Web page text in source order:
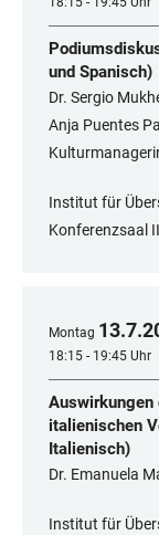
und Spanisch)
Dr. Sergio
Anja Puentes
Institut für
Konferenzsaal
Montag 13.7.
18:15 - 19:45 Uhr
Auswirkungen
italienischen
Italienisch)
Dr. Emanuela
Institut für